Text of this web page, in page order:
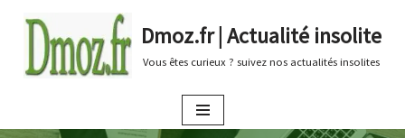
au
Dmoz.fr | Actualité insolite
Vous êtes curieux ? suivez nos actualités insolites